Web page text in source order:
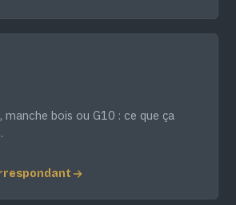
bois ou G10 : ce que ça